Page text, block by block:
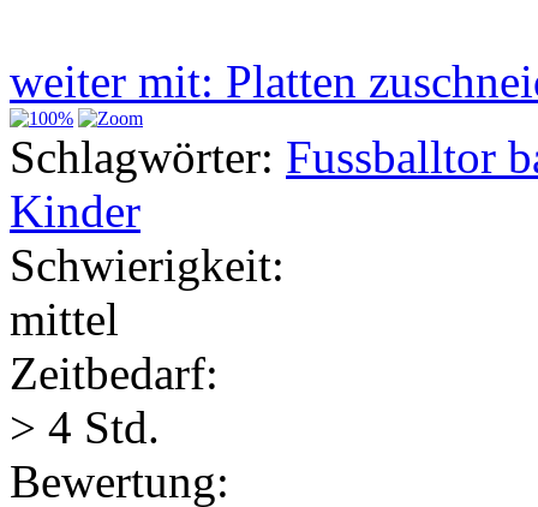
weiter mit: Platten
Schlagwörter: Fussballtor
Kinder
Schwierigkeit:
mittel
Zeitbedarf:
> 4 Std.
Bewertung: